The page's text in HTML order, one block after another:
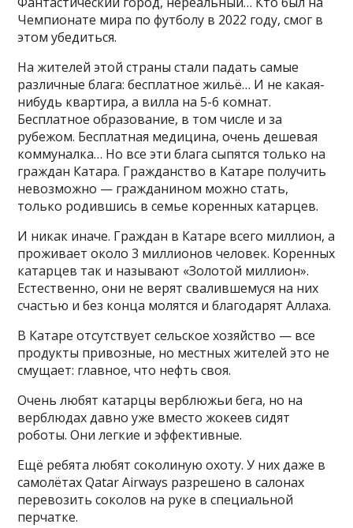
Чемпионате мира по футболу в 2022 году, смог в
этом убедиться.
На жителей этой страны стали падать самые
различные блага: бесплатное жильё… И не какая-
нибудь квартира, а вилла на 5-6 комнат.
Бесплатное образование, в том числе и за
рубежом. Бесплатная медицина, очень дешевая
коммуналка… Но все эти блага сыпятся только на
граждан Катара. Гражданство в Катаре получить
невозможно — гражданином можно стать,
только родившись в семье коренных катарцев.
И никак иначе. Граждан в Катаре всего миллион, а
проживает около 3 миллионов человек. Коренных
катарцев так и называют «Золотой миллион».
Естественно, они не верят свалившемуся на них
счастью и без конца молятся и благодарят Аллаха.
В Катаре отсутствует сельское хозяйство — все
продукты привозные, но местных жителей это не
смущает: главное, что нефть своя.
Очень любят катарцы верблюжьи бега, но на
верблюдах давно уже вместо жокеев сидят
роботы. Они легкие и эффективные.
Ещё ребята любят соколиную охоту. У них даже в
самолётах Qatar Airways разрешено в салонах
перевозить соколов на руке в специальной
перчатке.